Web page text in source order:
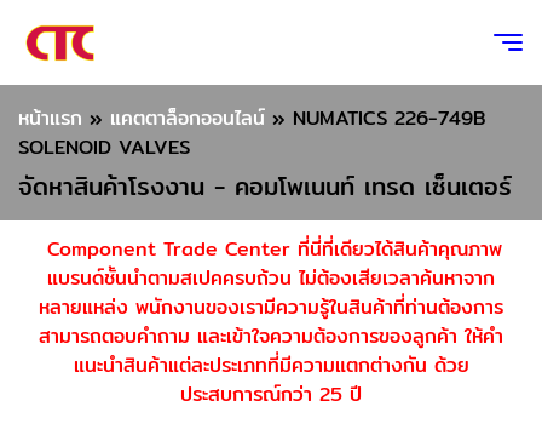
หน้าแรก » แคตตาล็อกออนไลน์ » NUMATICS 226-749B
SOLENOID VALVES
จัดหาสินค้าโรงงาน - คอมโพเนนท์ เทรด เซ็นเตอร์
Component Trade Center ที่นี่ที่เดียวได้สินค้าคุณภาพ
แบรนด์ชั้นนำตามสเปคครบถ้วน ไม่ต้องเสียเวลาค้นหาจาก
หลายแหล่ง พนักงานของเรามีความรู้ในสินค้าที่ท่านต้องการ
สามารถตอบคำถาม และเข้าใจความต้องการของลูกค้า ให้คำ
แนะนำสินค้าแต่ละประเภทที่มีความแตกต่างกัน ด้วย
ประสบการณ์กว่า 25 ปี